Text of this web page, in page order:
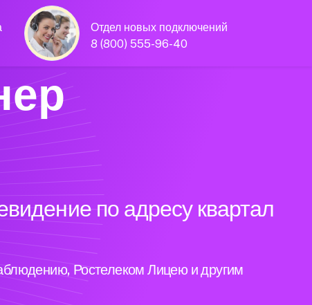
Отдел новых подключений
8 (800) 555-96-40
по адресу квартал
Ростелеком Лицею и другим